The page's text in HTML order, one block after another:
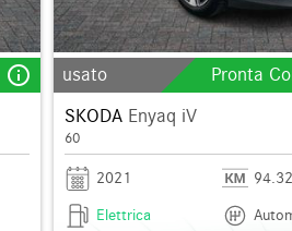
info_outline usato Pronta
SKODA Enyaq iV
60
2021
Elettrica